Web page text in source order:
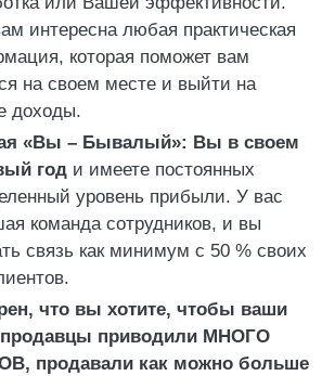
интересна любая практическая
которая поможет вам
на своем месте и выйти на
доходы.
«Вы – Бывалый»: Вы в своем
год и имеете постоянных
уровень прибыли. У вас
команда сотрудников, и вы
связь как минимум с 50 % своих
что вы хотите, чтобы ваши
приводили МНОГО
продавали как можно больше